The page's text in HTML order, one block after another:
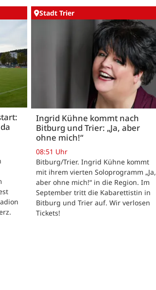
Stadt Trier
Ingrid Kühne kommt nach
Bitburg und Trier: „Ja, aber
ohne mich!“
08:51 Uhr
Bitburg/Trier. Ingrid Kühne kommt
mit ihrem vierten Soloprogramm „Ja,
aber ohne mich!“ in die Region. Im
September tritt die Kabarettistin in
Bitburg und Trier auf. Wir verlosen
Tickets!